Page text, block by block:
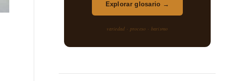
Explorar glosario →
variedad · proceso · barismo